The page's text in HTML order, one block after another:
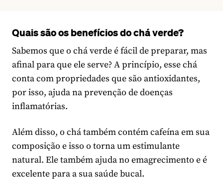
Quais são os benefícios do chá verde?
Sabemos que o chá verde é fácil de preparar, mas
afinal para que ele serve? A princípio, esse chá
conta com propriedades que são antioxidantes,
por isso, ajuda na prevenção de doenças
inflamatórias.
Além disso, o chá também contém cafeína em sua
composição e isso o torna um estimulante
natural. Ele também ajuda no emagrecimento e é
excelente para a sua saúde bucal.